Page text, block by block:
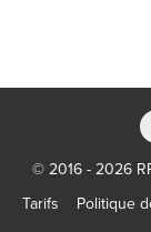
© 2016 - 2026
Tarifs
Politique